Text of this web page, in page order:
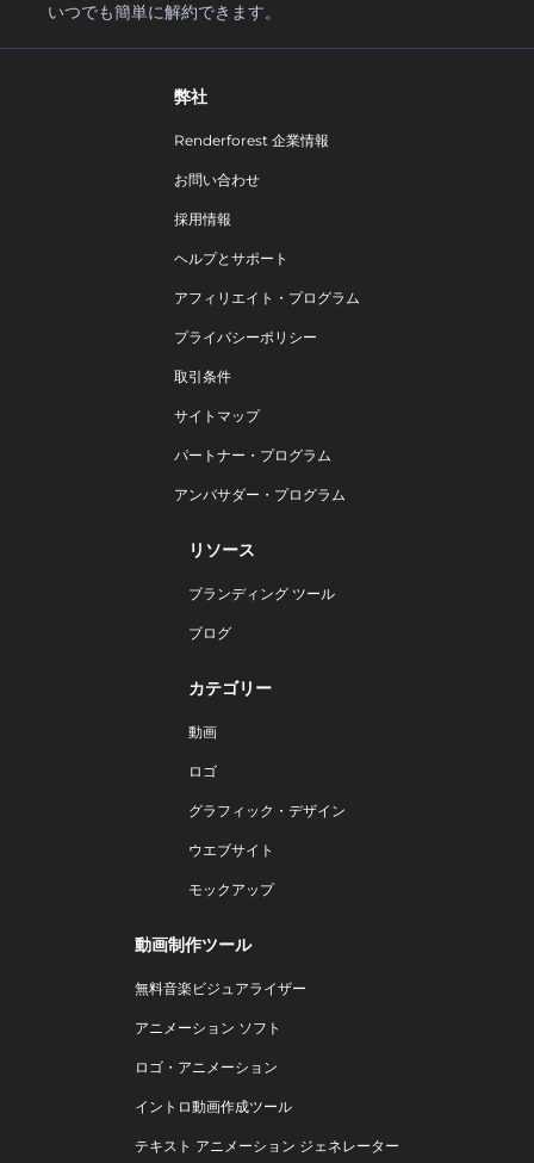
いつでも簡単に解約できます。
弊社
Renderforest 企業情報
お問い合わせ
採用情報
ヘルプとサポート
アフィリエイト・プログラム
プライバシーポリシー
取引条件
サイトマップ
パートナー・プログラム
アンバサダー・プログラム
リソース
ブランディング ツール
ブログ
カテゴリー
動画
ロゴ
グラフィック・デザイン
ウエブサイト
モックアップ
動画制作ツール
無料音楽ビジュアライザー
アニメーション ソフト
ロゴ・アニメーション
イントロ動画作成ツール
テキスト アニメーション ジェネレーター